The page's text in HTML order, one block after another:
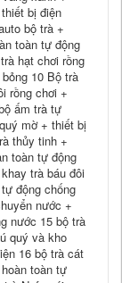
bị điện
bộ trà +
toàn tự động
hạt chơi rồng
10 Bộ trà
rồng chơi +
ấm trà tự
mờ + thiết bị
thủy tinh +
toàn tự động
trà báu đôi
động chống
nước +
nước 15 bộ trà
quý và kho
16 bộ trà cát
toàn tự